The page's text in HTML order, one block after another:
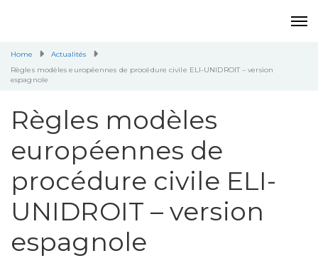
Home
Actualités
Règles modèles européennes de procédure civile ELI-UNIDROIT – version
espagnole
Règles modèles
européennes de
procédure civile ELI-
UNIDROIT – version
espagnole